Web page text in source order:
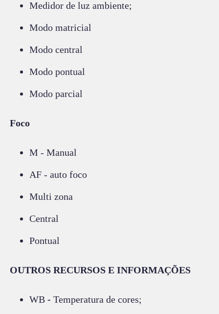
Medidor de luz ambiente;
Modo matricial
Modo central
Modo pontual
Modo parcial
Foco
M - Manual
AF - auto foco
Multi zona
Central
Pontual
OUTROS RECURSOS E INFORMAÇÕES
WB - Temperatura de cores;